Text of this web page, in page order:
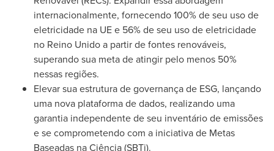
internacionalmente, fornecendo 100% de seu uso de
eletricidade na UE e 56% de seu uso de eletricidade
no Reino Unido a partir de fontes renováveis,
superando sua meta de atingir pelo menos 50%
nessas regiões.
Elevar sua estrutura de governança de ESG, lançando
uma nova plataforma de dados, realizando uma
garantia independente de seu inventário de emissões
e se comprometendo com a iniciativa de Metas
Baseadas na Ciência (SBTi).